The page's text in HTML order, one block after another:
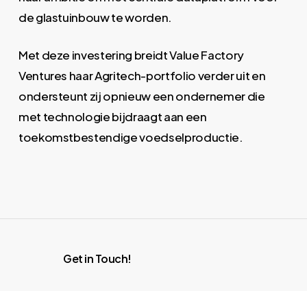
de glastuinbouw te worden.
Met deze investering breidt Value Factory
Ventures haar Agritech-portfolio verder uit en
ondersteunt zij opnieuw een ondernemer die
met technologie bijdraagt aan een
toekomstbestendige voedselproductie.
Get in Touch!